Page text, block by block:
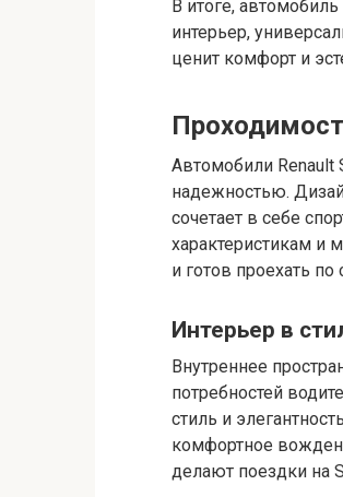
В итоге,
интерьер,
ценит комфорт и
Автомобили Renault
надежностью.
сочетает в себе
характеристикам и
и готов проехать
Интерьер в
Внутреннее
потребностей
стиль и
комфортное
делают поездки на